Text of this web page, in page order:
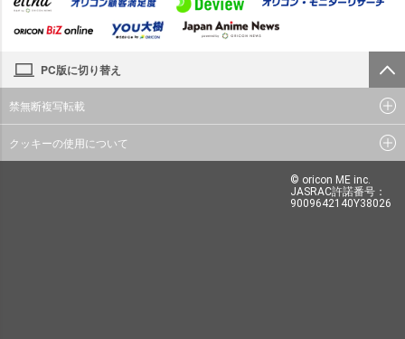
PC版に切り替え
禁無断複写転載
クッキーの使用について
© oricon ME inc.
JASRAC許諾番号：
9009642140Y38026